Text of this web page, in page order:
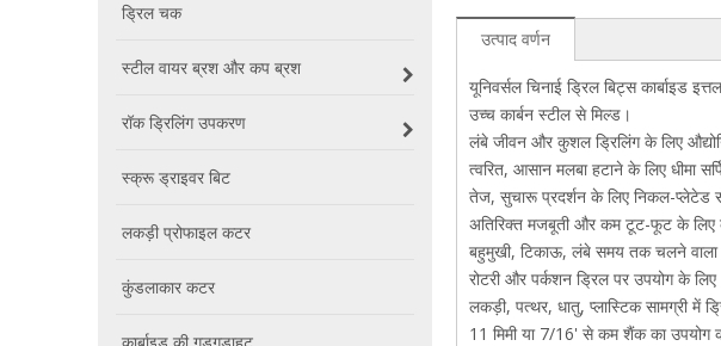
ड्रिल चक
स्टील वायर ब्रश और कप ब्रश
रॉक ड्रिलिंग उपकरण
स्क्रू ड्राइवर बिट
लकड़ी प्रोफाइल कटर
कुंडलाकार कटर
उत्पाद वर्णन
यूनिवर्सल चिनाई ड्रिल बिट्स कार्बाइड
उच्च कार्बन स्टील से मिल्ड।
लंबे जीवन और कुशल ड्रिलिंग के लिए
त्वरित, आसान मलबा हटाने के लिए धीमा
तेज, सुचारू प्रदर्शन के लिए निकल-प्लेटेड
अतिरिक्त मजबूती और कम टूट-फूट के लिए
बहुमुखी, टिकाऊ, लंबे समय तक चलने
रोटरी और पर्कशन ड्रिल पर उपयोग के
लकड़ी, पत्थर, धातु, प्लास्टिक सामग्री में
11 मिमी या 7/16' से कम शैंक का उपयोग